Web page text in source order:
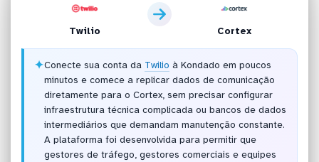
Twilio Cortex
✦Conecte sua conta da Twilio à Kondado em poucos
minutos e comece a replicar dados de comunicação
diretamente para o Cortex, sem precisar configurar
infraestrutura técnica complicada ou bancos de dados
intermediários que demandam manutenção constante.
A plataforma foi desenvolvida para permitir que
gestores de tráfego, gestores comerciais e equipes